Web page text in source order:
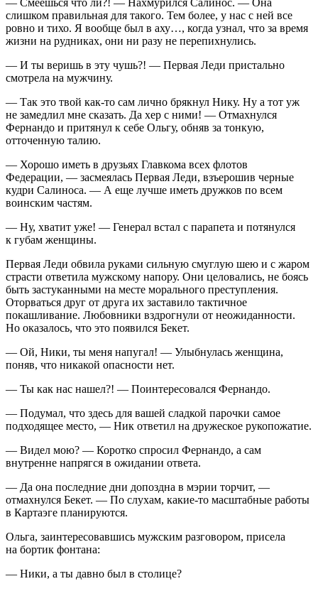
— Смеешься что ли?! — Нахмурился Салинос. — Она
слишком правильная для такого. Тем более, у нас с ней все
ровно и тихо. Я вообще был в аху…, когда узнал, что за время
жизни на рудниках, они ни разу не перепихнулись.
— И ты веришь в эту чушь?! — Первая Леди пристально
смотрела на мужчину.
— Так это твой как-то сам лично брякнул Нику. Ну а тот уж
не замедлил мне сказать. Да хер с ними! — Отмахнулся
Фернандо и притянул к себе Ольгу, обняв за тонкую,
отточенную талию.
— Хорошо иметь в друзьях Главкома всех флотов
Федерации, — засмеялась Первая Леди, взъерошив черные
кудри Салиноса. — А еще лучше иметь дружков по всем
воинским частям.
— Ну, хватит уже! — Генерал встал с парапета и потянулся
к губам женщины.
Первая Леди обвила руками сильную смуглую шею и с жаром
страсти ответила мужскому напору. Они целовались, не боясь
быть застуканными на месте морального преступления.
Оторваться друг от друга их заставило тактичное
покашливание. Любовники вздрогнули от неожиданности.
Но оказалось, что это появился Бекет.
— Ой, Ники, ты меня напугал! — Улыбнулась женщина,
поняв, что никакой опасности нет.
— Ты как нас нашел?! — Поинтересовался Фернандо.
— Подумал, что здесь для вашей сладкой парочки самое
подходящее место, — Ник ответил на дружеское рукопожатие.
— Видел мою? — Коротко спросил Фернандо, а сам
внутренне напрягся в ожидании ответа.
— Да она последние дни допоздна в мэрии торчит, —
отмахнулся Бекет. — По слухам, какие-то масштабные работы
в Картаэге планируются.
Ольга, заинтересовавшись мужским разговором, присела
на бортик фонтана:
— Ники, а ты давно был в столице?